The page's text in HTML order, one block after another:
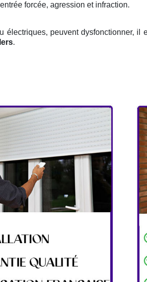
forcée, agression et infraction.
électriques, peuvent dysfonctionner,
.